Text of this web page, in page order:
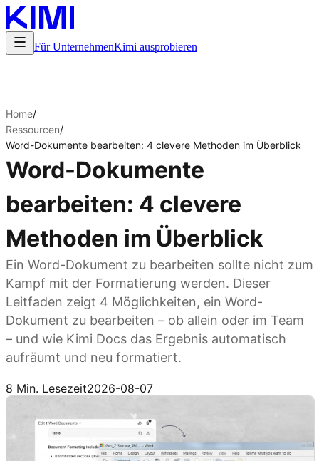
Für UnternehmenKimi ausprobieren
Home/
Ressourcen/
Word-Dokumente bearbeiten: 4 clevere Methoden im Überblick
Word-Dokumente
bearbeiten: 4 clevere
Methoden im Überblick
Ein Word-Dokument zu bearbeiten sollte nicht zum
Kampf mit der Formatierung werden. Dieser
Leitfaden zeigt 4 Möglichkeiten, ein Word-
Dokument zu bearbeiten – ob allein oder im Team
– und wie Kimi Docs das Ergebnis automatisch
aufräumt und neu formatiert.
8 Min. Lesezeit2026-08-07